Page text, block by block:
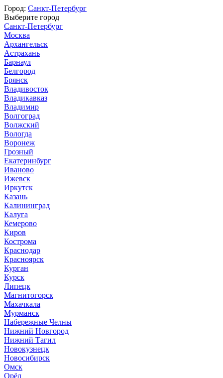
Город: Санкт-Петербург
Выберите город
Санкт-Петербург
Москва
Архангельск
Астрахань
Барнаул
Белгород
Брянск
Владивосток
Владикавказ
Владимир
Волгоград
Волжский
Вологда
Воронеж
Грозный
Екатеринбург
Иваново
Ижевск
Иркутск
Казань
Калининград
Калуга
Кемерово
Киров
Кострома
Краснодар
Красноярск
Курган
Курск
Липецк
Магнитогорск
Махачкала
Мурманск
Набережные Челны
Нижний Новгород
Нижний Тагил
Новокузнецк
Новосибирск
Омск
Орёл